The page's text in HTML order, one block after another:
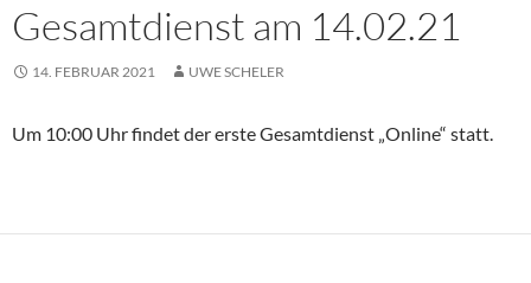
Gesamtdienst am 14.02.21
14. FEBRUAR 2021 UWE SCHELER
Um 10:00 Uhr findet der erste Gesamtdienst „Online“ statt.